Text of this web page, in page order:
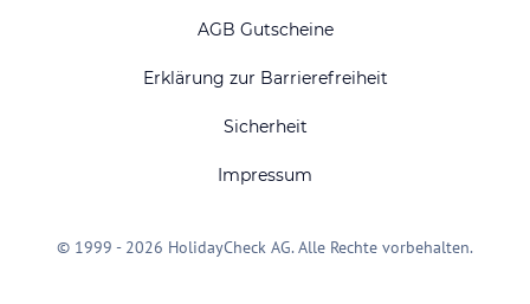
AGB Gutscheine
Erklärung zur Barrierefreiheit
Sicherheit
Impressum
© 1999 - 2026 HolidayCheck AG. Alle Rechte vorbehalten.